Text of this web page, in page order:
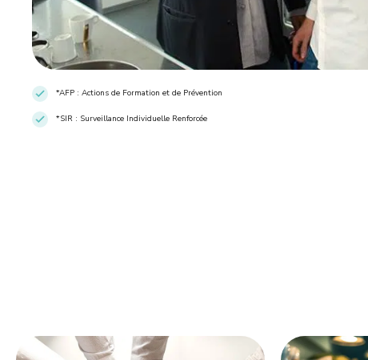
*AFP : Actions de Formation et de Prévention
*SIR : Surveillance Individuelle Renforcée